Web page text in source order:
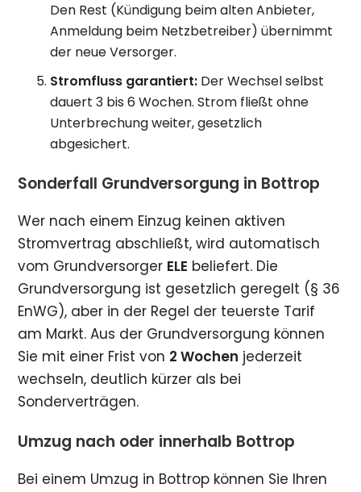
Den Rest (Kündigung beim alten Anbieter,
Anmeldung beim Netzbetreiber) übernimmt
der neue Versorger.
Stromfluss garantiert: Der Wechsel selbst
dauert 3 bis 6 Wochen. Strom fließt ohne
Unterbrechung weiter, gesetzlich
abgesichert.
Sonderfall Grundversorgung in Bottrop
Wer nach einem Einzug keinen aktiven
Stromvertrag abschließt, wird automatisch
vom Grundversorger ELE beliefert. Die
Grundversorgung ist gesetzlich geregelt (§ 36
EnWG), aber in der Regel der teuerste Tarif
am Markt. Aus der Grundversorgung können
Sie mit einer Frist von 2 Wochen jederzeit
wechseln, deutlich kürzer als bei
Sonderverträgen.
Umzug nach oder innerhalb Bottrop
Bei einem Umzug in Bottrop können Sie Ihren